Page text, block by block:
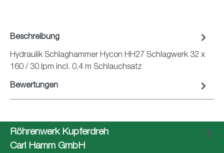
Beschreibung
Hydraulik Schlaghammer Hycon HH27 Schlagwerk 32 x
160 / 30 lpm incl. 0,4 m Schlauchsatz
Bewertungen
Röhrenwerk Kupferdreh
Carl Hamm GmbH